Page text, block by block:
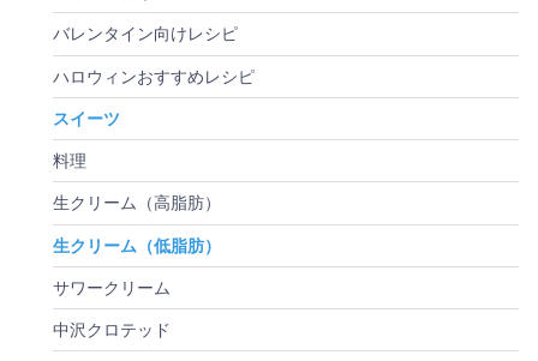
バレンタイン向けレシピ
ハロウィンおすすめレシピ
スイーツ
料理
生クリーム（高脂肪）
生クリーム（低脂肪）
サワークリーム
中沢クロテッド